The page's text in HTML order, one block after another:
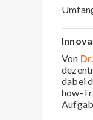
Von
dabei
how-